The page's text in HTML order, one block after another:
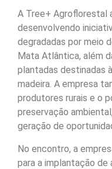
A Tree+ Agroflorestal
desenvolvendo
degradadas por meio
Mata Atlântica, além
plantadas destinadas
madeira. A empresa
produtores rurais e o
preservação
geração de
No encontro, a
para a implantação